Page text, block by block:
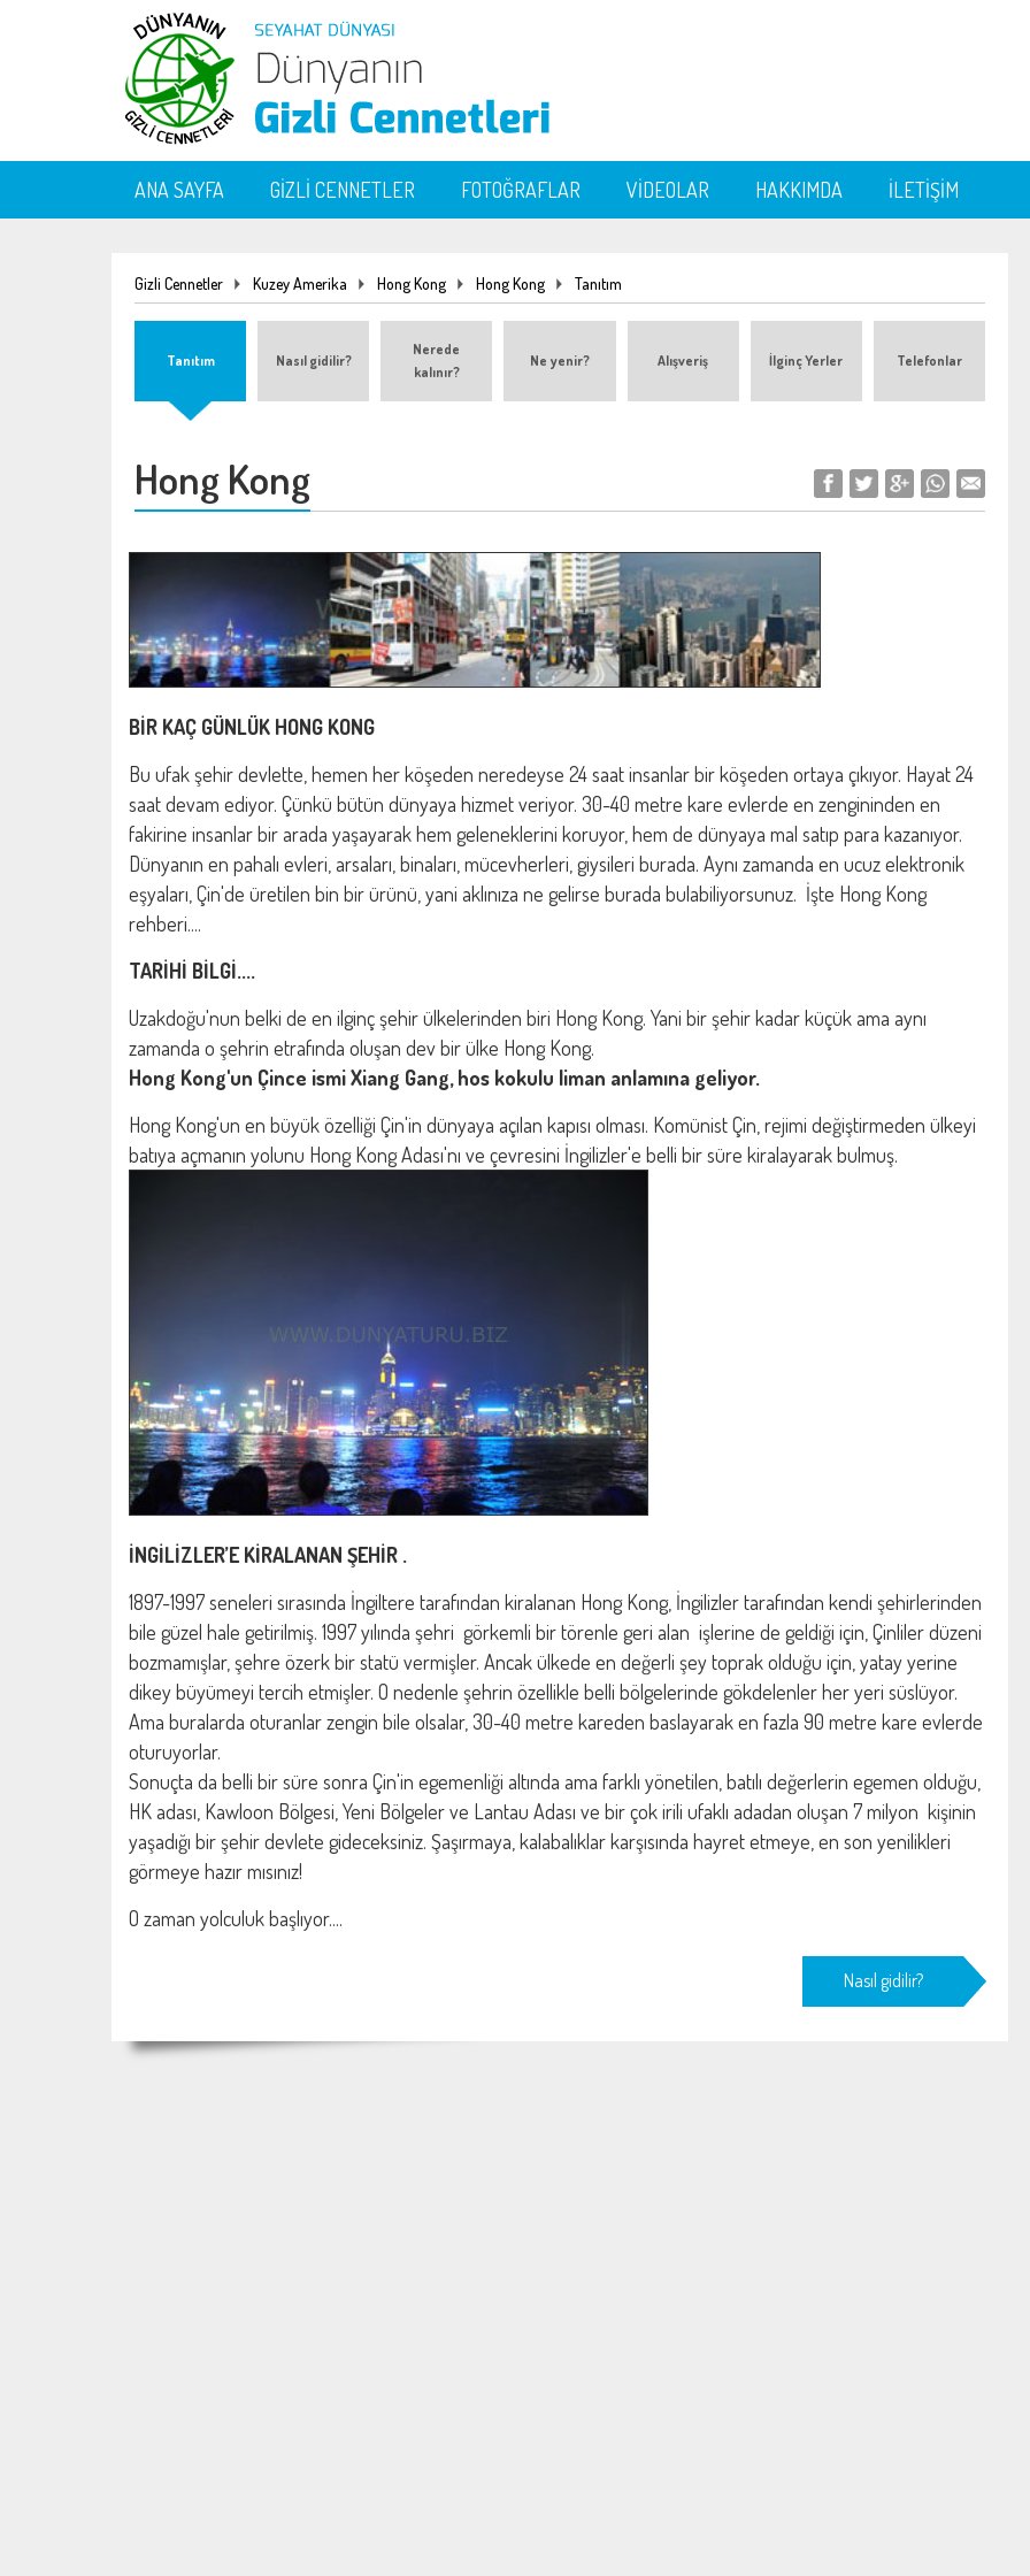
ANA SAYFA GİZLİ CENNETLER FOTOĞRAFLAR VİDEOLAR HAKKIMDA İLETİŞİM
Gizli Cennetler Kuzey Amerika Hong Kong Hong Kong Tanıtım
Tanıtım Nasıl gidilir?
Nerede
kalınır?
Ne yenir? Alışveriş İlginç Yerler Telefonlar
Hong Kong
BİR KAÇ GÜNLÜK HONG KONG
Bu ufak şehir devlette, hemen her köşeden neredeyse 24 saat insanlar bir köşeden ortaya çıkıyor. Hayat 24
saat devam ediyor. Çünkü bütün dünyaya hizmet veriyor. 30-40 metre kare evlerde en zengininden en
fakirine insanlar bir arada yaşayarak hem geleneklerini koruyor, hem de dünyaya mal satıp para kazanıyor.
Dünyanın en pahalı evleri, arsaları, binaları, mücevherleri, giysileri burada. Aynı zamanda en ucuz elektronik
eşyaları, Çin'de üretilen bin bir ürünü, yani aklınıza ne gelirse burada bulabiliyorsunuz. İşte Hong Kong
rehberi....
TARİHİ BİLGİ....
Uzakdoğu'nun belki de en ilginç şehir ülkelerinden biri Hong Kong. Yani bir şehir kadar küçük ama aynı
zamanda o şehrin etrafında oluşan dev bir ülke Hong Kong.
Hong Kong'un Çince ismi Xiang Gang, hos kokulu liman anlamına geliyor.
Hong Kong'un en büyük özelliği Çin'in dünyaya açılan kapısı olması. Komünist Çin, rejimi değiştirmeden ülkeyi
batıya açmanın yolunu Hong Kong Adası'nı ve çevresini İngilizler'e belli bir süre kiralayarak bulmuş.
İNGİLİZLER’E KİRALANAN ŞEHİR .
1897-1997 seneleri sırasında İngiltere tarafından kiralanan Hong Kong, İngilizler tarafından kendi şehirlerinden
bile güzel hale getirilmiş. 1997 yılında şehri görkemli bir törenle geri alan işlerine de geldiği için, Çinliler düzeni
bozmamışlar, şehre özerk bir statü vermişler. Ancak ülkede en değerli şey toprak olduğu için, yatay yerine
dikey büyümeyi tercih etmişler. O nedenle şehrin özellikle belli bölgelerinde gökdelenler her yeri süslüyor.
Ama buralarda oturanlar zengin bile olsalar, 30-40 metre kareden baslayarak en fazla 90 metre kare evlerde
oturuyorlar.
Sonuçta da belli bir süre sonra Çin'in egemenliği altında ama farklı yönetilen, batılı değerlerin egemen olduğu,
HK adası, Kawloon Bölgesi, Yeni Bölgeler ve Lantau Adası ve bir çok irili ufaklı adadan oluşan 7 milyon kişinin
yaşadığı bir şehir devlete gideceksiniz. Şaşırmaya, kalabalıklar karşısında hayret etmeye, en son yenilikleri
görmeye hazır mısınız!
O zaman yolculuk başlıyor....
Nasıl gidilir?